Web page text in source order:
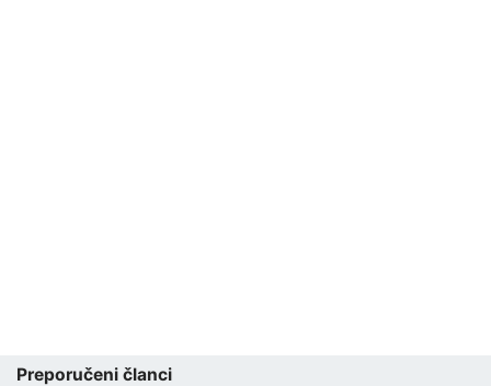
Preporučeni članci